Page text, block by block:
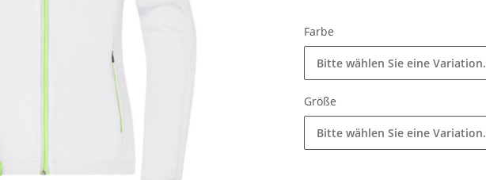
Farbe
Bitte wählen Sie eine Variation.
Größe
Bitte wählen Sie eine Variation.